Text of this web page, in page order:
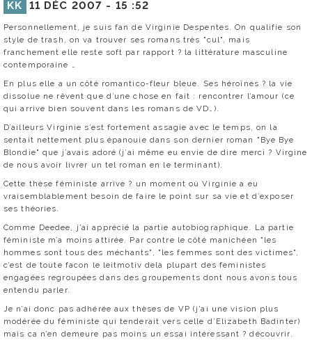
KK 11 DÉC 2007 - 15 :52
Personnellement, je suis fan de Virginie Despentes. On qualifie son
style de trash, on va trouver ses romans très "cul", mais
franchement elle reste soft par rapport ? la littérature masculine
contemporaine …
En plus elle a un côté romantico-fleur bleue. Ses héroînes ? la vie
dissolue ne rêvent que d’une chose en fait : rencontrer l’amour (ce
qui arrive bien souvent dans les romans de VD…).
D’ailleurs Virginie s’est fortement assagie avec le temps, on la
sentait nettement plus épanouie dans son dernier roman "Bye Bye
Blondie" que j’avais adoré (j’ai même eu envie de dire merci ? Virgine
de nous avoir livrer un tel roman en le terminant).
Cette thèse féministe arrive ? un moment où Virginie a eu
vraisemblablement besoin de faire le point sur sa vie et d’exposer
ses théories.
Comme Deedee, j’ai apprécié la partie autobiographique. La partie
féministe m’a moins attirée. Par contre le côté manichéen "les
hommes sont tous des méchants", "les femmes sont des victimes",
c’est de toute facon le leitmotiv dela plupart des feministes
engagées regroupées dans des groupements dont nous avons tous
entendu parler.
Je n’ai donc pas adhérée aux thèses de VP (j’ai une vision plus
modérée du féministe qui tenderait vers celle d’Elizabeth Badinter)
mais ca n’en demeure pas moins un essai intéressant ? découvrir.